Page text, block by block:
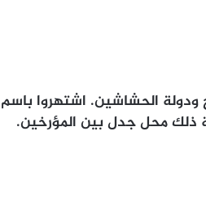
ودولة الحشاشين. اشتهروا باسم
محل جدل بين المؤرخين.